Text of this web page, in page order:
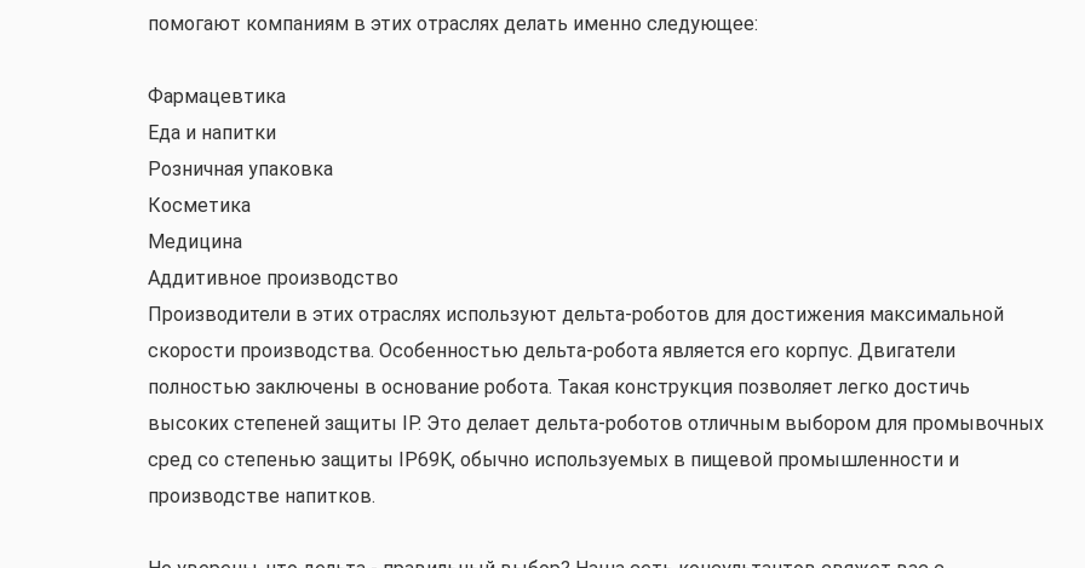
помогают компаниям в этих отраслях делать именно следующее:
Фармацевтика
Еда и напитки
Розничная упаковка
Косметика
Медицина
Аддитивное производство
Производители в этих отраслях используют дельта-роботов для достижения максимальной
скорости производства. Особенностью дельта-робота является его корпус. Двигатели
полностью заключены в основание робота. Такая конструкция позволяет легко достичь
высоких степеней защиты IP. Это делает дельта-роботов отличным выбором для промывочных
сред со степенью защиты IP69K, обычно используемых в пищевой промышленности и
производстве напитков.